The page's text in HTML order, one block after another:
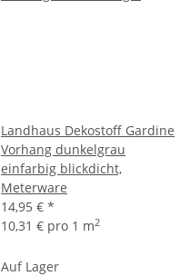
Landhaus Dekostoff Gardine
Vorhang dunkelgrau
einfarbig blickdicht,
Meterware
14,95 € *
10,31 € pro 1 m2
Auf Lager